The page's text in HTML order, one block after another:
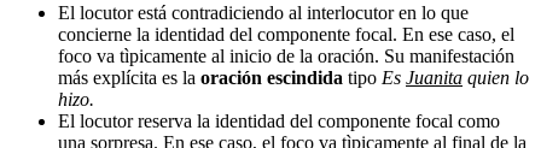
El locutor está contradiciendo al interlocutor en lo que
concierne la identidad del componente focal. En ese caso, el
foco va tìpicamente al inicio de la oración. Su manifestación
más explícita es la oración escindida tipo Es Juanita quien lo
hizo.
El locutor reserva la identidad del componente focal como
una sorpresa. En ese caso, el foco va tìpicamente al final de la